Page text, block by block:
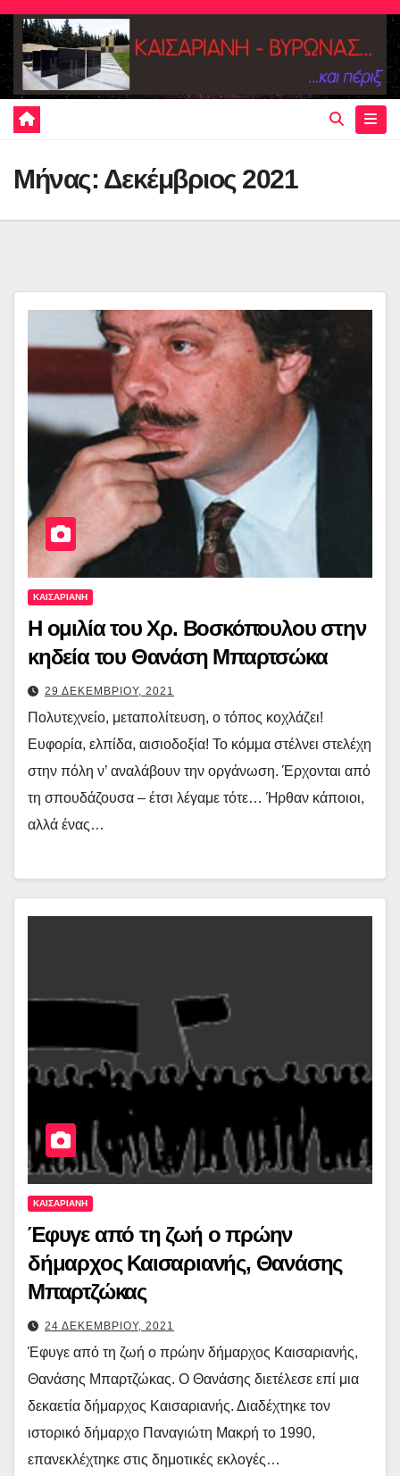
Skip
content
Μήνας: Δεκέμβριος 2021
ΚΑΙΣΑΡΙΑΝΗ
Η ομιλία του Χρ. Βοσκόπουλου στην
κηδεία του Θανάση Μπαρτσώκα
29 ΔΕΚΕΜΒΡΙΟΥ, 2021
Πολυτεχνείο, μεταπολίτευση, ο τόπος κοχλάζει!
Ευφορία, ελπίδα, αισιοδοξία! Το κόμμα στέλνει στελέχη
στην πόλη ν’ αναλάβουν την οργάνωση. Έρχονται από
τη σπουδάζουσα – έτσι λέγαμε τότε… Ήρθαν κάποιοι,
αλλά ένας…
ΚΑΙΣΑΡΙΑΝΗ
Έφυγε από τη ζωή ο πρώην
δήμαρχος Καισαριανής, Θανάσης
Μπαρτζώκας
24 ΔΕΚΕΜΒΡΙΟΥ, 2021
Έφυγε από τη ζωή ο πρώην δήμαρχος Καισαριανής,
Θανάσης Μπαρτζώκας. Ο Θανάσης διετέλεσε επί μια
δεκαετία δήμαρχος Καισαριανής. Διαδέχτηκε τον
ιστορικό δήμαρχο Παναγιώτη Μακρή το 1990,
επανεκλέχτηκε στις δημοτικές εκλογές…